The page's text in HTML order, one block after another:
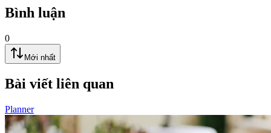
Bình luận
0
Mới nhất
Bài viết liên quan
Planner